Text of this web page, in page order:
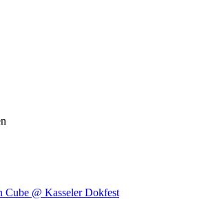
@ Kasseler Dokfest